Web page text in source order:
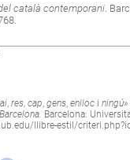
català contemporani.
, res, cap, gens, enlloc i ningú
Barcelona:
llibre-estil/